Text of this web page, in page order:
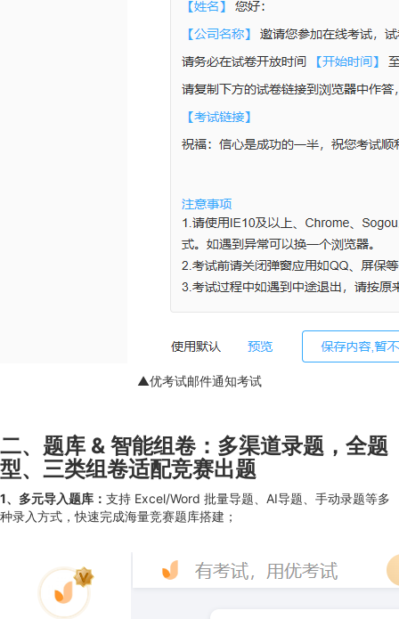
▲优考试邮件通知考试
二、题库 & 智能组卷：多渠道录题，全题
型、三类组卷适配竞赛出题
1、多元导入题库： 支持 Excel/Word 批量导题、AI导题、手动录题等多
种录入方式，快速完成海量竞赛题库搭建；